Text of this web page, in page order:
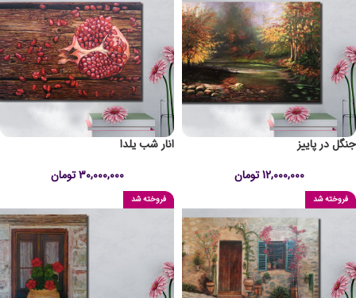
جنگل در پاییز
12,000,000 تومان
انار شب یلدا
30,000,000 تومان
فروخته شد فروخته شد